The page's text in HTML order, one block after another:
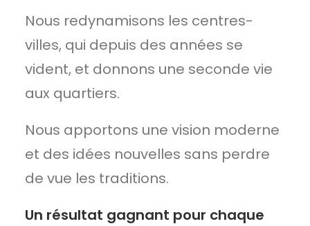
Nous redynamisons les centres-
villes, qui depuis des années se
vident, et donnons une seconde vie
aux quartiers.
Nous apportons une vision moderne
et des idées nouvelles sans perdre
de vue les traditions.
Un résultat gagnant pour chaque